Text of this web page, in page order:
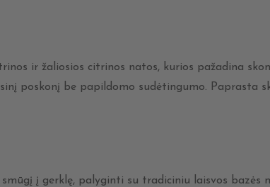
ir žaliosios citrinos natos, kurios pažadina
poskonį be papildomo sudėtingumo. Paprasta
į gerklę, palyginti su tradiciniu laisvos bazės